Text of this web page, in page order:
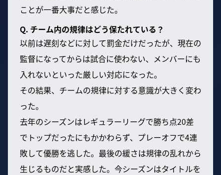
ことが一番大事だと感じた。
Q. チーム内の規律はどう保たれている？
以前は遅刻などに対して罰金だけだったが、現在の
監督になってからは試合に使わない、メンバーにも
入れないといった厳しい対応になった。
その結果、チームの規律に対する意識が大きく変わ
った。
去年のシーズンはレギュラーリーグで勝ち点20差
でトップだったにもかかわらず、プレーオフで4連
敗して優勝を逃した。最後の緩さは規律の乱れから
生じるものだと実感した。今シーズンはタイトルを